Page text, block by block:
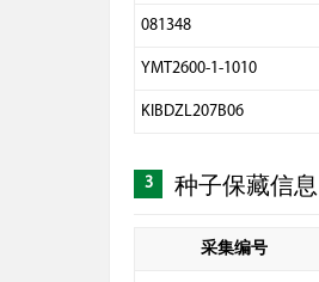
081348
YMT2600-1-1010
KIBDZL207B06
3 种子保藏信息
采集编号